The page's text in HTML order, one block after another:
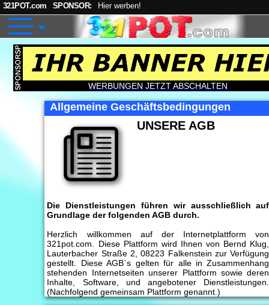
321POT.com SPONSOR: Hier werben!
WERBUNGEN JETZT ABSCHALTEN
Allgemeine Geschäftsbedingungen
UNSERE AGB
Die Dienstleistungen führen wir ausschließlich auf
Grundlage der folgenden AGB durch.
Herzlich willkommen auf der Internetplattform von
321pot.com. Diese Plattform wird Ihnen von Bernd Klug,
Lauterbacher Straße 2, 08223 Falkenstein zur Verfügung
gestellt. Diese AGB`s gelten für alle in Zusammenhang
stehenden Internetseiten unserer Plattform sowie deren
Inhalte, Software, und angebotener Dienstleistungen.
(Nachfolgend gemeinsam Plattform genannt.)